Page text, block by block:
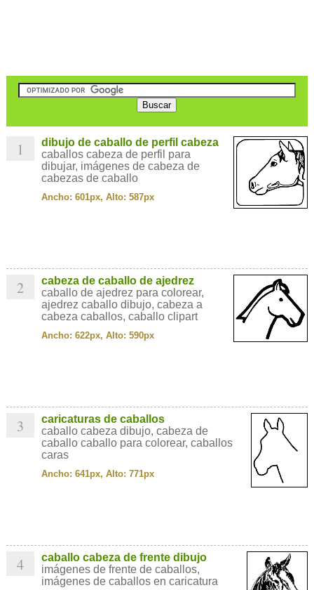
1
dibujo de caballo de perfil cabeza
caballos cabeza de perfil para
dibujar, imágenes de cabeza de
cabezas de caballo
Ancho: 601px, Alto: 587px
2
cabeza de caballo de ajedrez
caballo de ajedrez para colorear,
ajedrez caballo dibujo, cabeza a
cabeza caballos, caballo clipart
Ancho: 622px, Alto: 590px
3
caricaturas de caballos
caballo cabeza dibujo, cabeza de
caballo caballo para colorear, caballos
caras
Ancho: 641px, Alto: 771px
4
caballo cabeza de frente dibujo
imágenes de frente de caballos,
imágenes de caballos en caricatura